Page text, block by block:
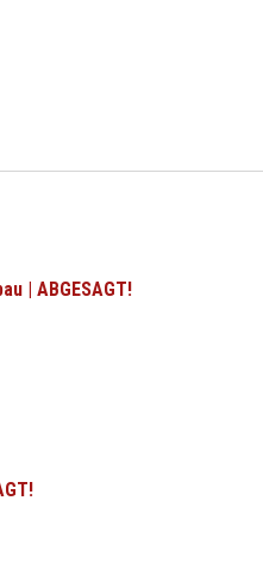
| ABGESAGT!